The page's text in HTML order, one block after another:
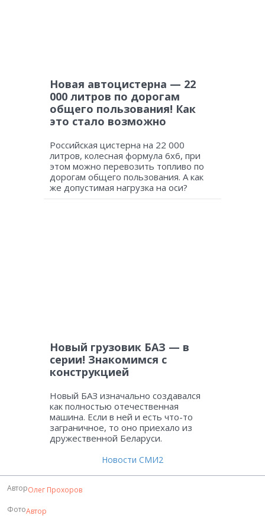
Новая автоцистерна — 22
000 литров по дорогам
общего пользования! Как
это стало возможно
Российская цистерна на 22 000
литров, колесная формула 6х6, при
этом можно перевозить топливо по
дорогам общего пользования. А как
же допустимая нагрузка на оси?
Новый грузовик БАЗ — в
серии! Знакомимся с
конструкцией
Новый БАЗ изначально создавался
как полностью отечественная
машина. Если в ней и есть что-то
заграничное, то оно приехало из
дружественной Беларуси.
Новости СМИ2
АвторОлег Прохоров
ФотоАвтор